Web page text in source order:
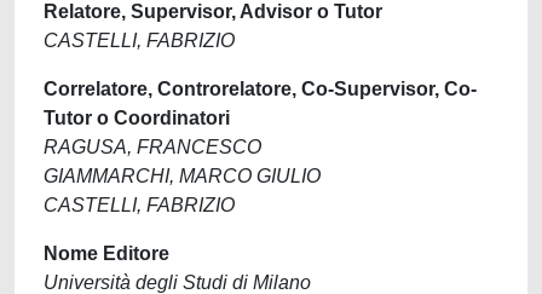
Relatore, Supervisor, Advisor o Tutor
CASTELLI, FABRIZIO
Correlatore, Controrelatore, Co-Supervisor, Co-
Tutor o Coordinatori
RAGUSA, FRANCESCO
GIAMMARCHI, MARCO GIULIO
CASTELLI, FABRIZIO
Nome Editore
Università degli Studi di Milano